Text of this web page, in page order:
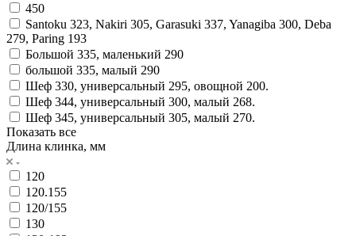
450
Santoku 323, Nakiri 305, Garasuki 337, Yanagiba 300, Deba
279, Paring 193
Большой 335, маленький 290
большой 335, малый 290
Шеф 330, универсальный 295, овощной 200.
Шеф 344, универсальный 300, малый 268.
Шеф 345, универсальный 305, малый 270.
Показать все
Длина клинка, мм
120
120.155
120/155
130